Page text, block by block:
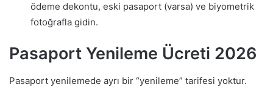
ödeme dekontu, eski pasaport (varsa) ve biyometrik
fotoğrafla gidin.
Pasaport Yenileme Ücreti 2026
Pasaport yenilemede ayrı bir “yenileme” tarifesi yoktur.